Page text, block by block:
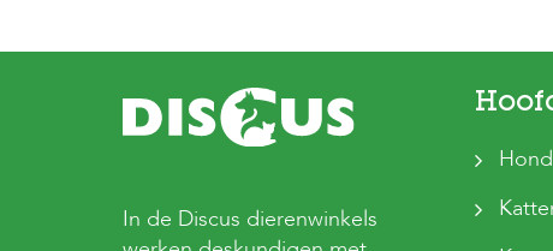
In de Discus dierenwinkels